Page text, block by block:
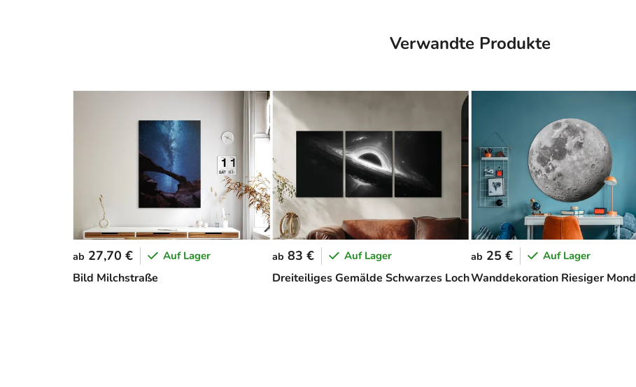
Verwandte Produkte
Bild Milchstraße
ab 27,70 € Auf Lager
Dreiteiliges Gemälde Schwarzes Loch
ab 83 € Auf Lager
Wanddekoration Riesiger Mond
ab 25 € Auf Lager